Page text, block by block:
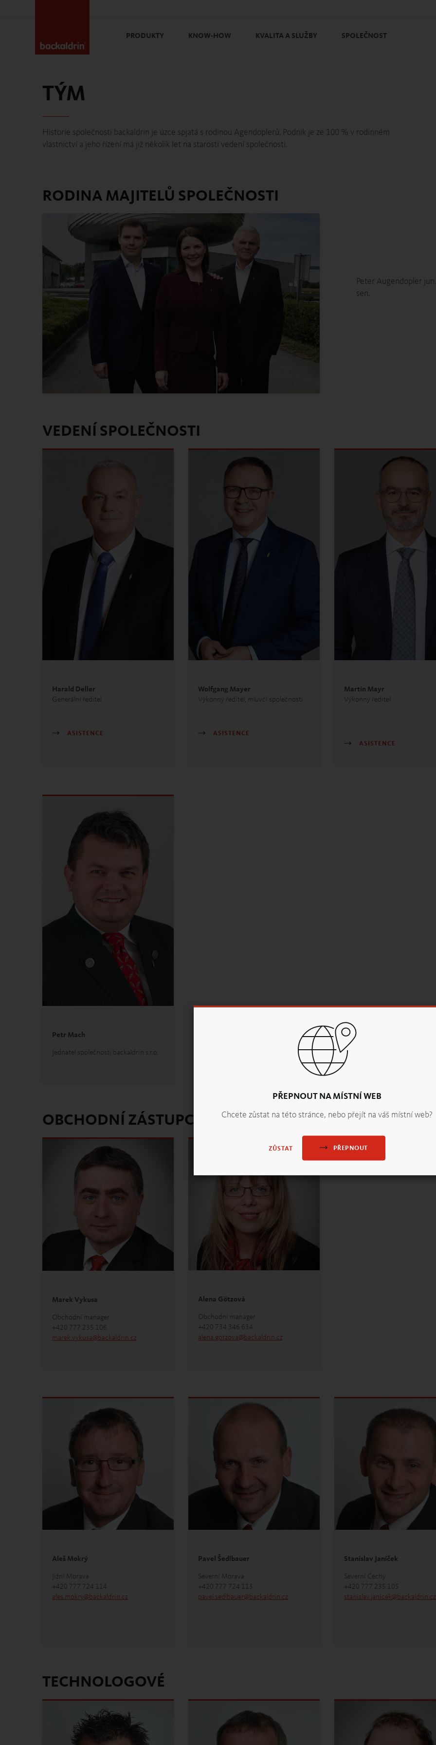
PŘEPNOUT NA MÍSTNÍ WEB
Chcete zůstat na této stránce, nebo přejít na váš místní web?
ZŮSTAT PŘEPNOUT
PRODUKTY KNOW-HOW KVALITA A SLUŽBY SPOLEČNOST
TÝM
Historie společnosti backaldrin je úzce spjatá s rodinou Agendoplerů. Podnik je ze 100 % v rodinném
vlastnictví a jeho řízení má již několik let na starosti vedení společnosti.
RODINA MAJITELŮ SPOLEČNOSTI
Peter Augendopler
sen.
VEDENÍ SPOLEČNOSTI
Harald Deller
Generální ředitel
ASISTENCE
Wolfgang Mayer
Výkonný ředitel, mluvčí společnosti
ASISTENCE
Martin Mayr
Výkonný
ASISTENCE
Petr Mach
Jednatel společnosti backaldrin s.r.o.
OBCHODNÍ ZÁSTUPCI
Marek Vykusa
Obchodní manager
+420 777 235 106
marek.vykusa@backaldrin.cz
Alena Götzová
Obchodní manager
+420 734 346 634
alena.gotzova@backaldrin.cz
Aleš Mokrý
Jižní Morava
+420 777 724 114
ales.mokry@backaldrin.cz
Pavel Šedlbauer
Severní Morava
+420 777 724 113
pavel.sedlbauer@backaldrin.cz
Stanislav Janíček
Severní Čechy
+420 777 235 105
stanislav.janicek@backaldrin.cz
TECHNOLOGOVÉ